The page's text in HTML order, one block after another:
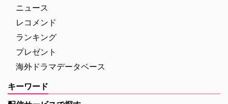
ニュース
レコメンド
ランキング
プレゼント
海外ドラマデータベース
キーワード